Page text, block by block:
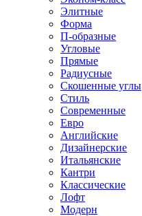
Элитные
Форма
П-образные
Угловые
Прямые
Радиусные
Скошенные углы
Стиль
Современные
Евро
Английские
Дизайнерские
Итальянские
Кантри
Классические
Лофт
Модерн